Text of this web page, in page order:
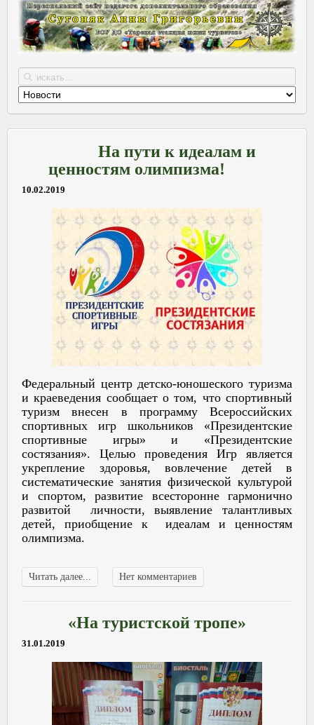
На пути к идеалам и
ценностям олимпизма!
10.02.2019
Федеральный центр детско-юношеского туризма
и краеведения сообщает о том, что спортивный
туризм внесен в программу Всероссийских
спортивных игр школьников «Президентские
спортивные игры» и «Президентские
состязания». Целью проведения Игр является
укрепление здоровья, вовлечение детей в
систематические занятия физической культурой
и спортом, развитие всесторонне гармонично
развитой личности, выявление талантливых
детей, приобщение к идеалам и ценностям
олимпизма.
Читать далее... Нет комментариев
«На туристской тропе»
31.01.2019